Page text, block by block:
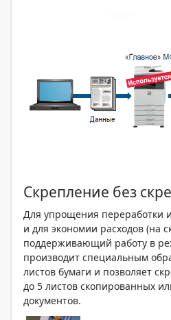
Скрепление без
Для упрощения переработки
и для экономии расходов (на
поддерживающий работу в
производит специальным
листов бумаги и позволяет
до 5 листов скопированных
документов.